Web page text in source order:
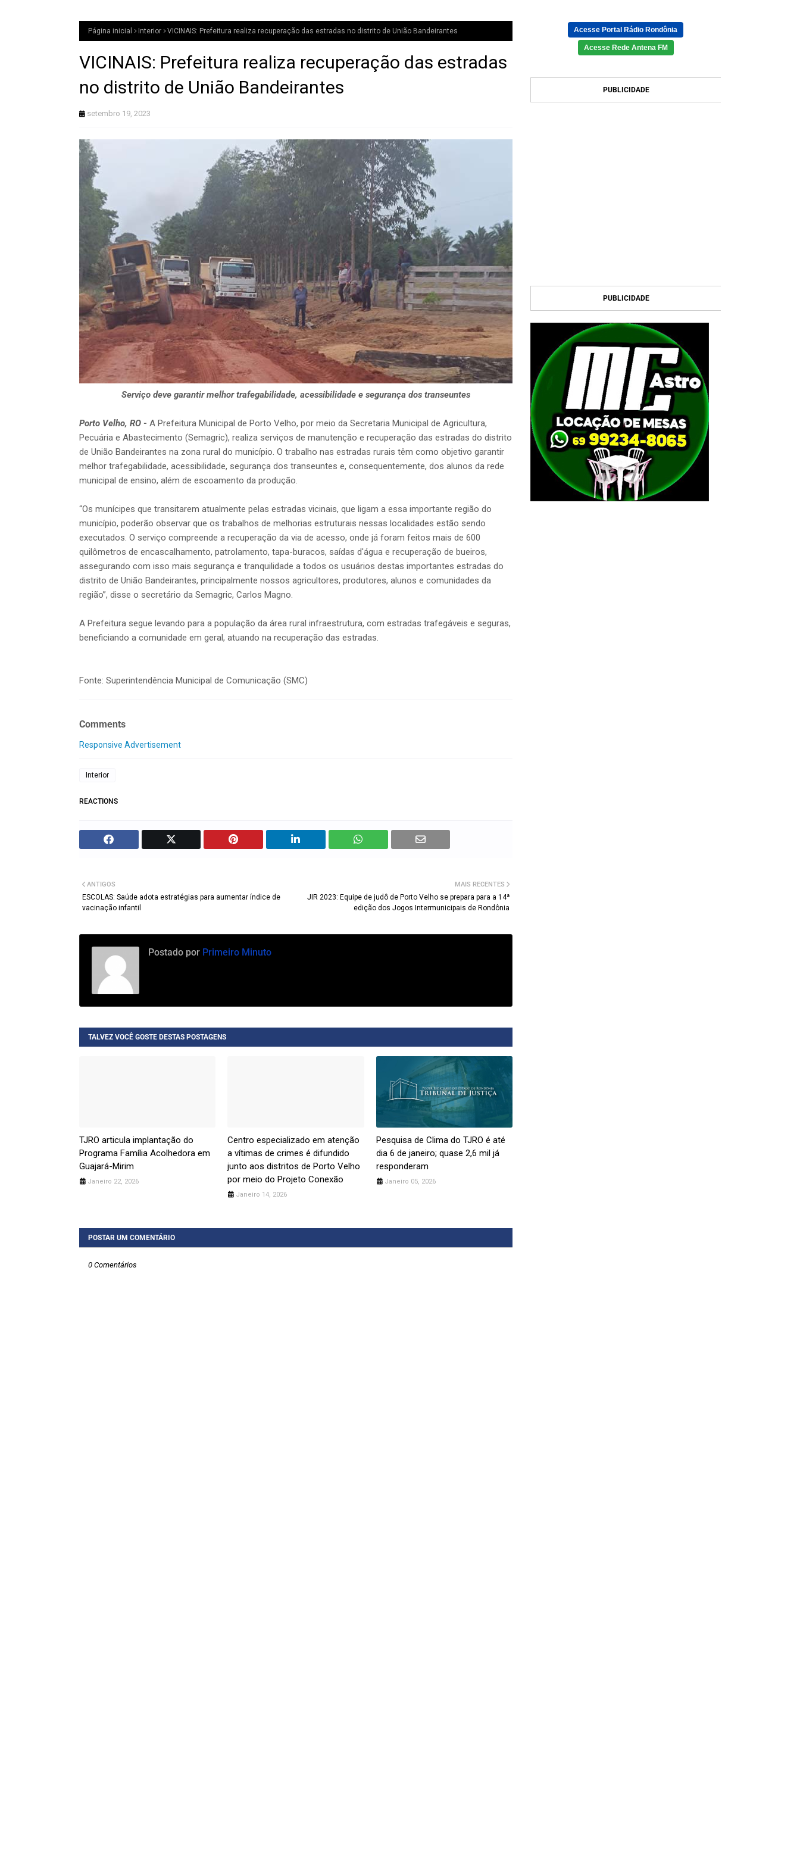
Página inicial Interior VICINAIS: Prefeitura realiza recuperação das estradas no distrito de União Bandeirantes
VICINAIS: Prefeitura realiza recuperação das estradas
no distrito de União Bandeirantes
setembro 19, 2023
Serviço deve garantir melhor trafegabilidade, acessibilidade e segurança dos transeuntes
Porto Velho, RO - A Prefeitura Municipal de Porto Velho, por meio da Secretaria Municipal de Agricultura,
Pecuária e Abastecimento (Semagric), realiza serviços de manutenção e recuperação das estradas do distrito
de União Bandeirantes na zona rural do município. O trabalho nas estradas rurais têm como objetivo garantir
melhor trafegabilidade, acessibilidade, segurança dos transeuntes e, consequentemente, dos alunos da rede
municipal de ensino, além de escoamento da produção.
“Os munícipes que transitarem atualmente pelas estradas vicinais, que ligam a essa importante região do
município, poderão observar que os trabalhos de melhorias estruturais nessas localidades estão sendo
executados. O serviço compreende a recuperação da via de acesso, onde já foram feitos mais de 600
quilômetros de encascalhamento, patrolamento, tapa-buracos, saídas d'água e recuperação de bueiros,
assegurando com isso mais segurança e tranquilidade a todos os usuários destas importantes estradas do
distrito de União Bandeirantes, principalmente nossos agricultores, produtores, alunos e comunidades da
região”, disse o secretário da Semagric, Carlos Magno.
A Prefeitura segue levando para a população da área rural infraestrutura, com estradas trafegáveis e seguras,
beneficiando a comunidade em geral, atuando na recuperação das estradas.
Fonte: Superintendência Municipal de Comunicação (SMC)
Comments
Responsive Advertisement
Interior
REACTIONS
MAIS RECENTES
JIR 2023: Equipe de judô de Porto Velho se prepara para a 14ª
edição dos Jogos Intermunicipais de Rondônia
ANTIGOS
ESCOLAS: Saúde adota estratégias para aumentar índice de
vacinação infantil
Postado por Primeiro Minuto
TALVEZ VOCÊ GOSTE DESTAS POSTAGENS
TJRO articula implantação do
Programa Família Acolhedora em
Guajará-Mirim
Janeiro 22, 2026
Centro especializado em atenção
a vítimas de crimes é difundido
junto aos distritos de Porto Velho
por meio do Projeto Conexão
Janeiro 14, 2026
Pesquisa de Clima do TJRO é até
dia 6 de janeiro; quase 2,6 mil já
responderam
Janeiro 05, 2026
POSTAR UM COMENTÁRIO
0 Comentários
Acesse Portal Rádio Rondônia
Acesse Rede Antena FM
PUBLICIDADE
PUBLICIDADE